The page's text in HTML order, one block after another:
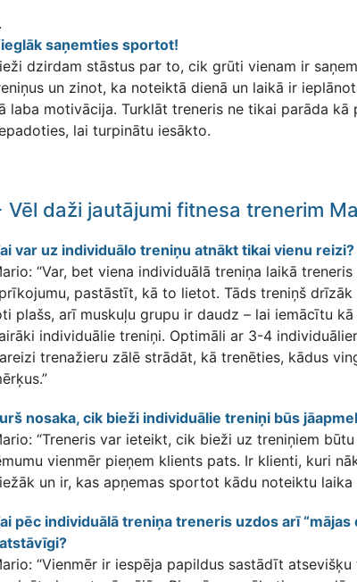
saņemties sportot!
dzirdam stāstus par to, cik grūti vienam ir
un zinot, ka noteiktā dienā un laikā ir
laba motivācija. Turklāt treneris ne tikai parāda
lai turpinātu iesākto.
Vēl daži jautājumi fitnesa trenerim
var uz individuālo treniņu atnākt tikai vienu reizi?
“Var, bet viena individuālā treniņa laikā
pastāstīt, kā to lietot. Tāds treniņš
plašs, arī muskuļu grupu ir daudz – lai iemācītu
individuālie treniņi. Optimāli ar 3-4
trenažieru zālē strādāt, kā trenēties, kādus
nosaka, cik bieži individuālie treniņi būs
“Treneris var ieteikt, cik bieži uz treniņiem
vienmēr pieņem klients pats. Ir klienti, kuri
un ir, kas apņemas sportot kādu noteiktu laika
pēc individuālā treniņa treneris uzdos arī
“Vienmēr ir iespēja papildus sastādīt